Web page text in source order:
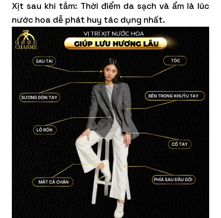
Xịt sau khi tắm: Thời điểm da sạch và ẩm là lúc
nước hoa dễ phát huy tác dụng nhất.